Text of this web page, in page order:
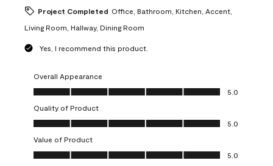
Project Completed Office, Bathroom, Kitchen, Accent,
Living Room, Hallway, Dining Room
Yes, I recommend this product.
Overall Appearance
Overall Appearance, 5.0 out of 5
5.0
Quality of Product
Quality of Product, 5.0 out of 5
5.0
Value of Product
Value of Product, 5.0 out of 5
5.0